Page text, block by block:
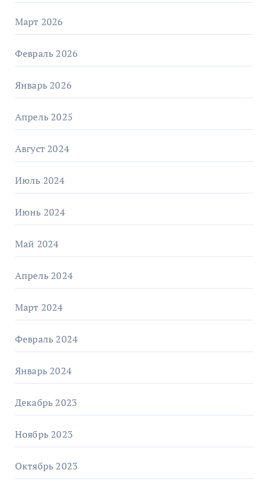
Март 2026
Февраль 2026
Январь 2026
Апрель 2025
Август 2024
Июль 2024
Июнь 2024
Май 2024
Апрель 2024
Март 2024
Февраль 2024
Январь 2024
Декабрь 2023
Ноябрь 2023
Октябрь 2023